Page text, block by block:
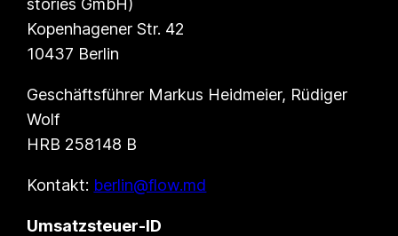
stories GmbH)
Kopenhagener Str. 42
10437 Berlin
Geschäftsführer Markus Heidmeier, Rüdiger
Wolf
HRB 258148 B
Kontakt: berlin@flow.md
Umsatzsteuer-ID